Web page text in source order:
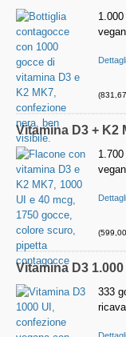
Vitamina D3 + K2
Vitamina D3
333